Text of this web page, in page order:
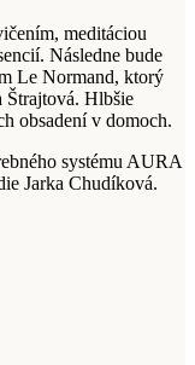
meditáciou
Následne bude
Le Normand, ktorý
Štrajtová. Hlbšie
obsadení v domoch.
systému AURA
Jarka Chudíková.